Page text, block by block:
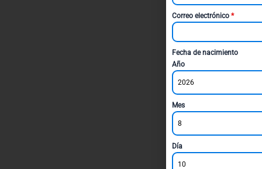
Correo electrónico *
Fecha de nacimiento
Año
2026
Mes
8
Día
10